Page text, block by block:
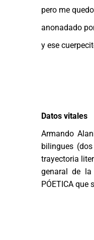
pero me
anonadado
y ese
Datos vitales
Armando
bilingues
trayectoria
genaral de la
PÓETICA